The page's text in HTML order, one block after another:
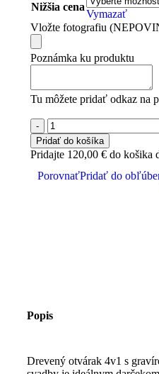
Nižšia cena
Vymazať
Vložte fotografiu
Poznámka ku produktu
Tu môžete pridať odkaz na
Pridať do košíka
Pridajte 120,00 € do košika
PorovnaťPridať do
Popis
Drevený otvárak 4v1 s